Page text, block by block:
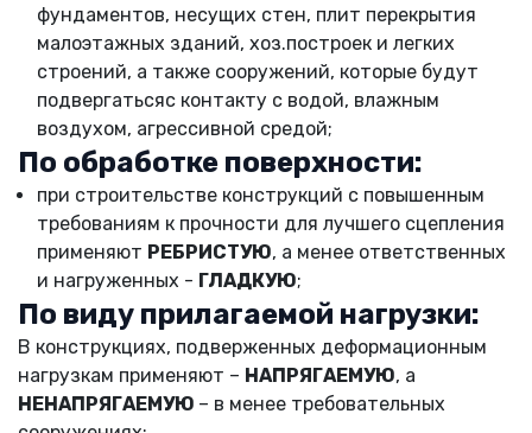
фундаментов, несущих стен, плит перекрытия
малоэтажных зданий, хоз.построек и легких
строений, а также сооружений, которые будут
подвергатьсяc контакту с водой, влажным
воздухом, агрессивной средой;
По обработке поверхности:
при строительстве конструкций с повышенным
требованиям к прочности для лучшего сцепления
применяют РЕБРИСТУЮ, а менее ответственных
и нагруженных - ГЛАДКУЮ;
По виду прилагаемой нагрузки:
В конструкциях, подверженных деформационным
нагрузкам применяют – НАПРЯГАЕМУЮ, а
НЕНАПРЯГАЕМУЮ – в менее требовательных